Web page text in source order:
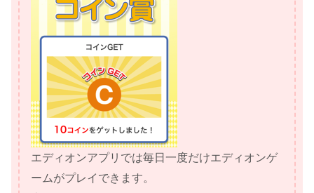
エディオンアプリでは毎日一度だけエディオンゲ
ームがプレイできます。